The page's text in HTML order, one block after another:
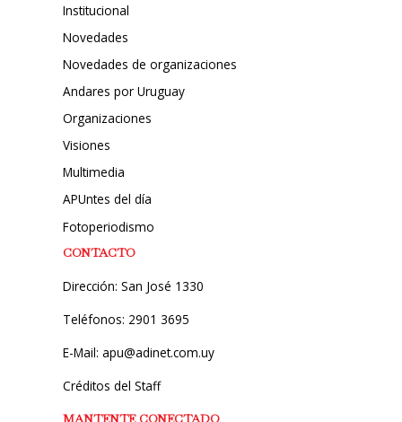
Institucional
Novedades
Novedades de organizaciones
Andares por Uruguay
Organizaciones
Visiones
Multimedia
APUntes del día
Fotoperiodismo
CONTACTO
Dirección: San José 1330
Teléfonos: 2901 3695
E-Mail: apu@adinet.com.uy
Créditos del Staff
MANTENTE CONECTADO